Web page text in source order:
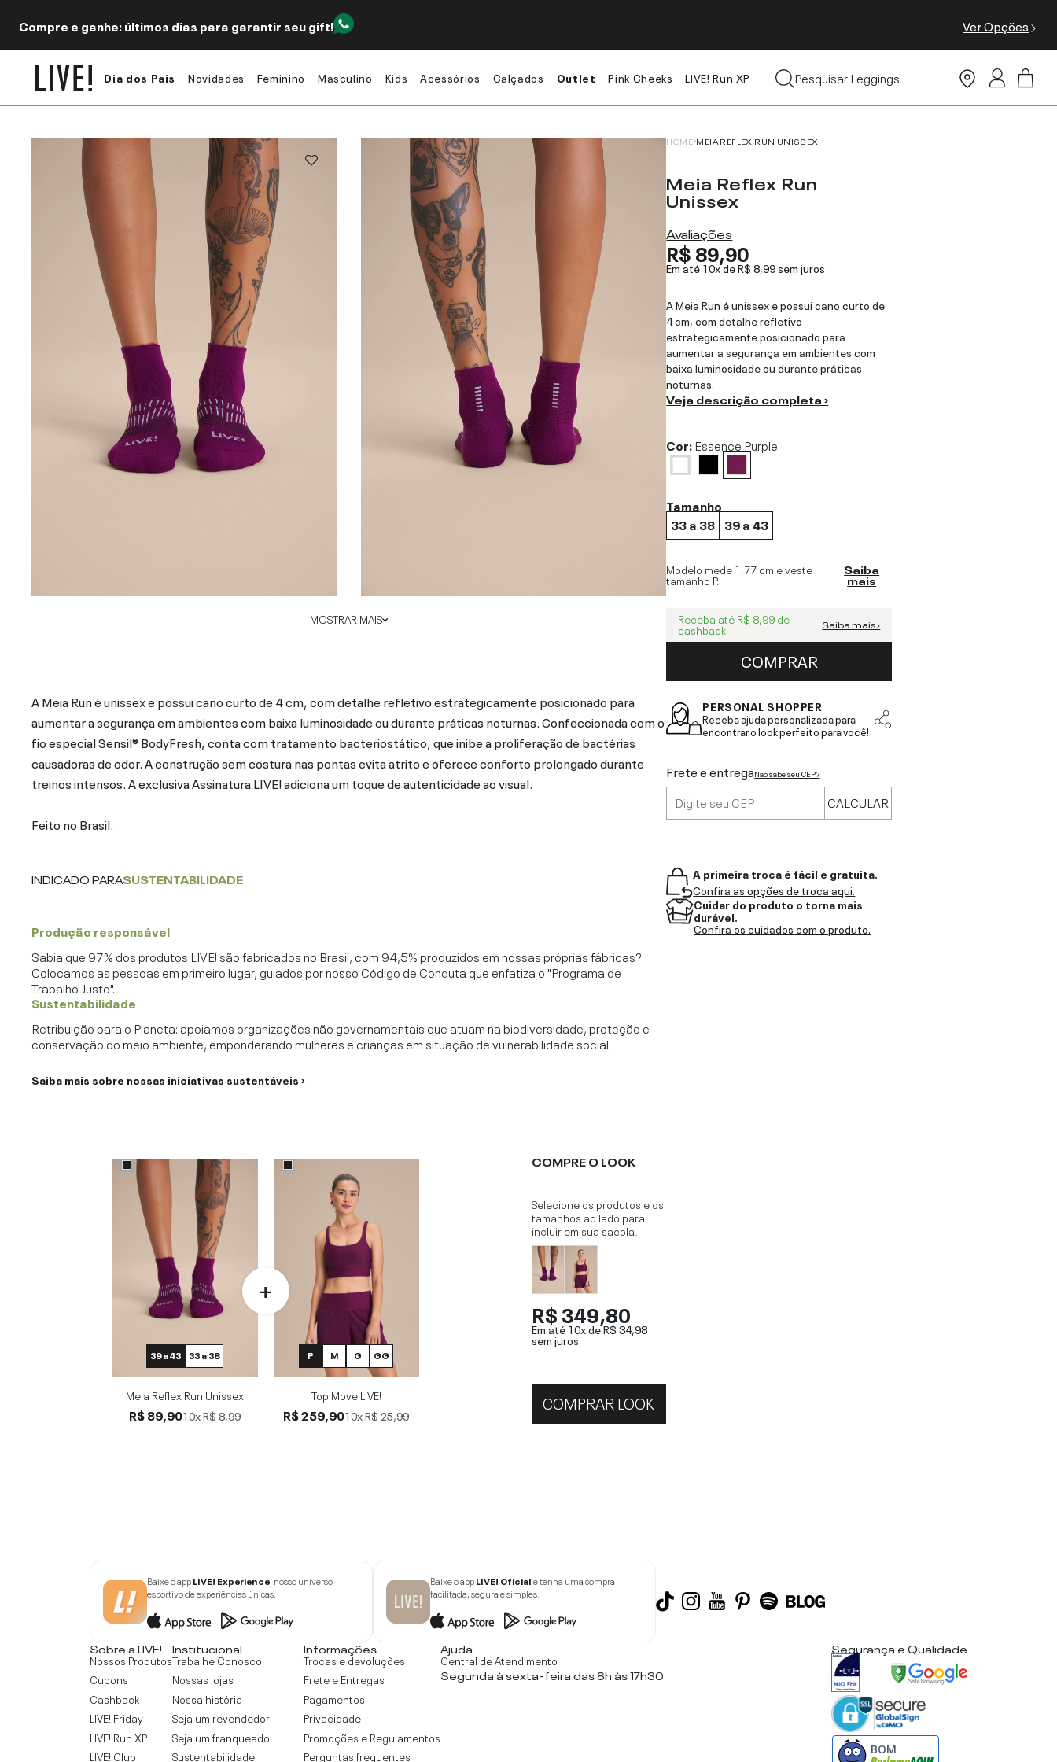
Compre e ganhe: últimos dias para garantir seu gift! Ver Opções
Dia dos Pais Novidades Feminino Masculino Kids Acessórios Calçados Outlet Pink Cheeks LIVE! Run XP
Pesquisar:
Tops
Leggings
MOSTRAR MAIS
A Meia Run é unissex e possui cano curto de 4 cm, com detalhe refletivo estrategicamente posicionado para
aumentar a segurança em ambientes com baixa luminosidade ou durante práticas noturnas. Confeccionada com o
fio especial Sensil® BodyFresh, conta com tratamento bacteriostático, que inibe a proliferação de bactérias
causadoras de odor. A construção sem costura nas pontas evita atrito e oferece conforto prolongado durante
treinos intensos. A exclusiva Assinatura LIVE! adiciona um toque de autenticidade ao visual.
Feito no Brasil.
INDICADO PARASUSTENTABILIDADE
Produção responsável
Sabia que 97% dos produtos LIVE! são fabricados no Brasil, com 94,5% produzidos em nossas próprias fábricas?
Colocamos as pessoas em primeiro lugar, guiados por nosso Código de Conduta que enfatiza o "Programa de
Trabalho Justo".
Sustentabilidade
Retribuição para o Planeta: apoiamos organizações não governamentais que atuam na biodiversidade, proteção e
conservação do meio ambiente, emponderando mulheres e crianças em situação de vulnerabilidade social.
Saiba mais sobre nossas iniciativas sustentáveis ›
39 a 43 33 a 38
Meia Reflex Run Unissex
R$ 89,9010xR$ 8,99
P M G GG
Top Move LIVE!
R$ 259,9010xR$ 25,99
COMPRE O LOOK
Selecione os produtos e os
tamanhos ao lado para
incluir em sua sacola.
R$ 349,80
Em até 10x deR$ 34,98
sem juros
COMPRAR LOOK
HOME MEIA REFLEX RUN UNISSEX
Meia Reflex Run
Unissex
Avaliações
R$ 89,90
Em até 10x deR$ 8,99sem juros
A Meia Run é unissex e possui cano curto de
4 cm, com detalhe refletivo
estrategicamente posicionado para
aumentar a segurança em ambientes com
baixa luminosidade ou durante práticas
noturnas.
Veja descrição completa ›
Cor:Essence Purple
Tamanho
33 a 38 39 a 43
Modelo mede 1,77 cm e veste
tamanho P.
Saiba
mais
Receba até R$ 8,99 de
cashback Saiba mais ›
COMPRAR
PERSONAL SHOPPER
Receba ajuda personalizada para
encontrar o look perfeito para você!
Frete e entregaNão sabe seu CEP?
CALCULAR
A primeira troca é fácil e gratuita.
Confira as opções de troca aqui.
Cuidar do produto o torna mais
durável.
Confira os cuidados com o produto.
Baixe o appLIVE! Experience, nosso universo
esportivo de experiências únicas.
Baixe o appLIVE! Oficiale tenha uma compra
facilitada, segura e simples.
Sobre a LIVE!
Nossos Produtos
Cupons
Cashback
LIVE! Friday
LIVE! Run XP
LIVE! Club
Institucional
Trabalhe Conosco
Nossas lojas
Nossa história
Seja um revendedor
Seja um franqueado
Sustentabilidade
Informações
Trocas e devoluções
Frete e Entregas
Pagamentos
Privacidade
Promoções e Regulamentos
Perguntas frequentes
Ajuda
Central de Atendimento
Segunda à sexta-feira das 8h às 17h30
Segurança e Qualidade
BOM